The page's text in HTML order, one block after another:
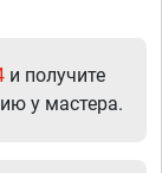
и получите
у мастера.